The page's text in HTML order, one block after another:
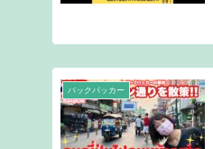
バックパッカー